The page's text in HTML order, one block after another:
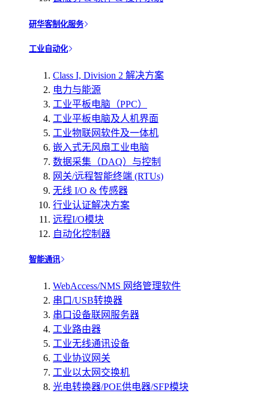
研华客制化服务
工业自动化
Class I, Division 2 解决方案
电力与能源
工业平板电脑（PPC）
工业平板电脑及人机界面
工业物联网软件及一体机
嵌入式无风扇工业电脑
数据采集（DAQ）与控制
网关/远程智能终端 (RTUs)
无线 I/O & 传感器
行业认证解决方案
远程I/O模块
自动化控制器
智能通讯
WebAccess/NMS 网络管理软件
串口/USB转换器
串口设备联网服务器
工业路由器
工业无线通讯设备
工业协议网关
工业以太网交换机
光电转换器/POE供电器/SFP模块